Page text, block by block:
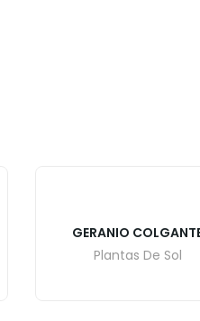
GERANIO
Plantas De Sol